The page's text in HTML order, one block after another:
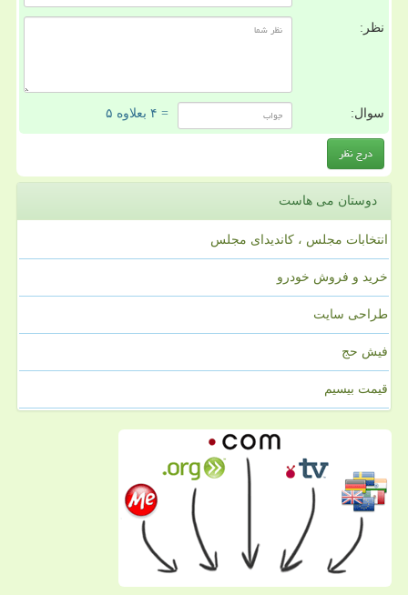
نظر:
سوال: = ۴ بعلاوه ۵
دوستان می هاست
انتخابات مجلس ، کاندیدای مجلس
خرید و فروش خودرو
طراحی سایت
فیش حج
قیمت بیسیم